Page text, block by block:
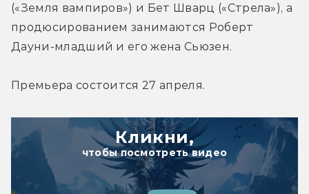
(«Земля вампиров») и Бет Шварц («Стрела»), а
продюсированием занимаются Роберт
Дауни-младший и его жена Сьюзен.
Премьера состоится 27 апреля.
Кликни,
чтобы посмотреть видео